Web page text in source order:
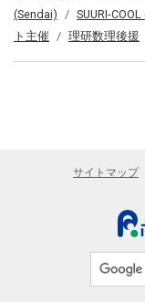
(Sendai)
SUURI-
ト主催
理研数理後援
サイトマップ